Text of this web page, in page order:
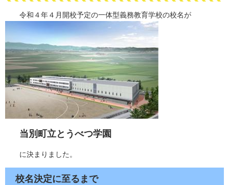
令和４年４月開校予定の一体型義務教育学校の校名が
当別町立とうべつ学園
に決まりました。
校名決定に至るまで